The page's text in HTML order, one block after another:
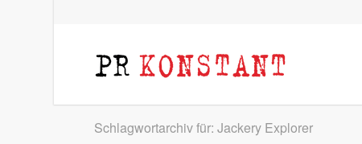
Schlagwortarchiv für: Jackery Explorer